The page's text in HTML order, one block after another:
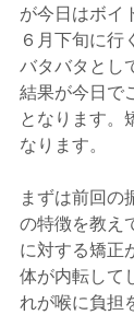
が今日はボイ
６月下旬に行
バタバタとし
結果が今日で
となります
なります。
まずは前回の
の特徴を教え
に対する矯正
体が内転して
れが喉に負担